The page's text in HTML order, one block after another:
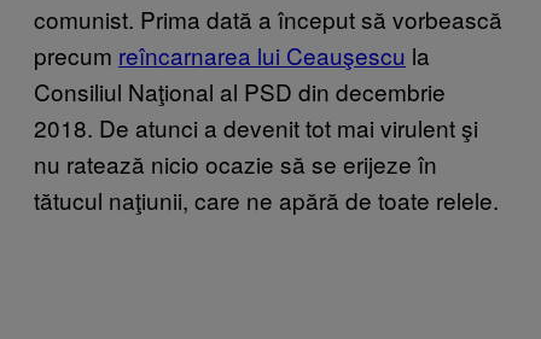
comunist. Prima dată a început să vorbească
precum reîncarnarea lui Ceauşescu la
Consiliul Naţional al PSD din decembrie
2018. De atunci a devenit tot mai virulent şi
nu ratează nicio ocazie să se erijeze în
tătucul naţiunii, care ne apără de toate relele.